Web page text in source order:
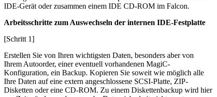
IDE-Gerät oder zusammen einem IDE CD-ROM im Falcon.
Arbeitsschritte zum Auswechseln der internen IDE-Festplatte
[Schritt 1]
Erstellen Sie von Ihren wichtigsten Daten, besonders aber von
Ihrem Autoorder, einer eventuell vorhandenen MagiC-
Konfiguration, ein Backup. Kopieren Sie soweit wie möglich alle
Ihre Daten auf eine extern angeschlossene SCSI-Platte, ZIP-
Disketten oder eine CD-ROM. Zu einem Diskettenbackup wird hier